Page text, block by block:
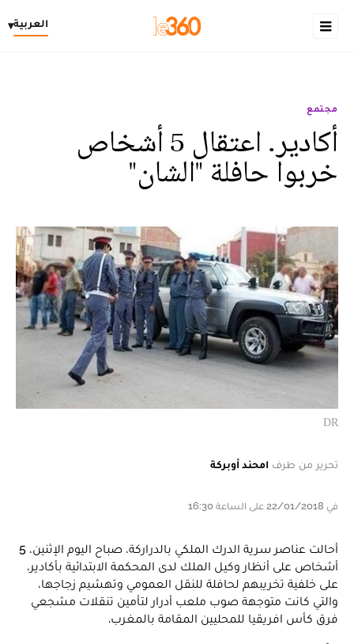
العربية▾
مجتمع
أكادير. اعتقال 5 أشخاص
خربوا حافلة "الشان"
DR
تحرير من طرف امحند أوبركة
في 22/01/2018 على الساعة 16:30
أحالت عناصر سرية الدرك الملكي بالدراركة، صباح اليوم الإثنين، 5
أشخاص على أنظار وكيل الملك لدى المحكمة الابتدائية بأكادير،
على خلفية تخريبهم لحافلة للنقل العمومي وتهشيم زجاجها،
والتي كانت متوجهة صوب ملعب أدرار لتأمين تنقلات مشجعي
فرق كأس افريقيا للمحليين المقامة بالمغرب.